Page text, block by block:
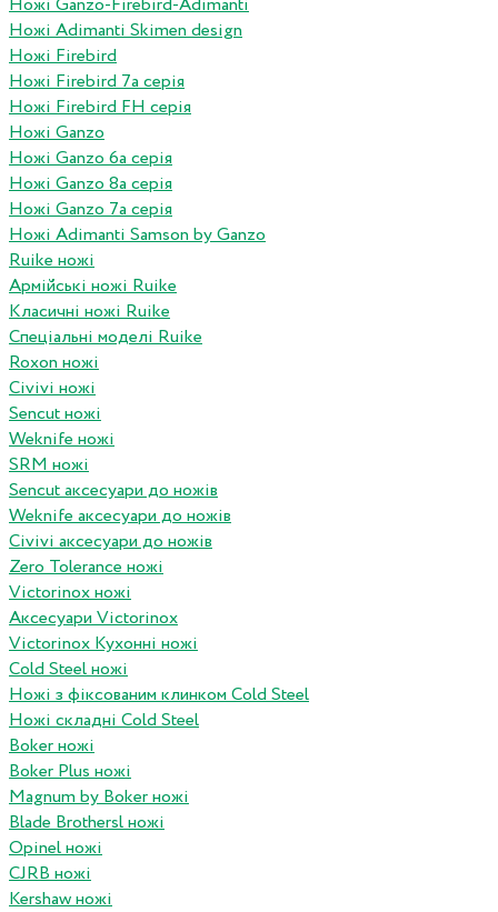
Ножі Ganzo-Firebird-Adimanti
Ножі Adimanti Skimen design
Ножі Firebird
Ножі Firebird 7а серія
Ножі Firebird FH серія
Ножі Ganzo
Ножі Ganzo 6а серія
Ножі Ganzo 8а серія
Ножі Ganzo 7а серія
Ножі Adimanti Samson by Ganzo
Ruike ножі
Армійські ножі Ruike
Класичні ножі Ruike
Спеціальні моделі Ruike
Roxon ножi
Civivi ножі
Sencut ножі
Weknife ножі
SRM ножі
Sencut аксесуари до ножів
Weknife аксесуари до ножів
Civivi аксесуари до ножів
Zero Tolerance ножі
Victorinox ножі
Аксесуари Victorinox
Victorinox Кухонні ножі
Cold Steel ножі
Ножі з фіксованим клинком Cold Steel
Ножі складні Cold Steel
Boker ножі
Boker Plus ножі
Magnum by Boker ножі
Blade Brothersl ножі
Opinel ножі
CJRB ножі
Kershaw ножі